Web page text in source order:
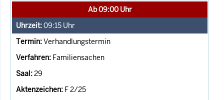
Ab 09:00 Uhr
09:15 Uhr
Verhandlungstermin
Familiensachen
29
F 2/25